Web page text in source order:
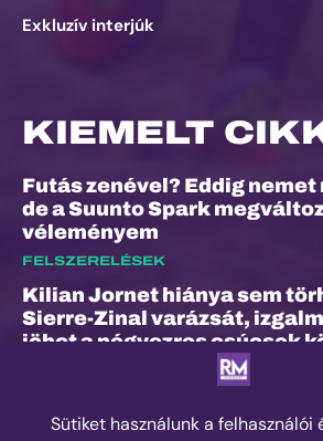
Exkluzív interjúk
KIEMELT
Futás zenével? Eddig
de a Suunto Spark
véleményem
FELSZERELÉSEK
Kilian Jornet hiánya sem
Sierre-Zinal varázsát,
jöhet a négyezres csúcsok
fájdalom és a szenvedés